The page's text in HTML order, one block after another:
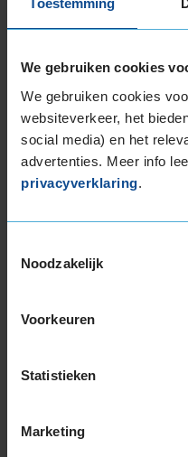
Toestemming
We gebruiken cookies
We gebruiken cookies
websiteverkeer, het
social media) en het
advertenties. Meer info
privacyverklaring.
Noodzakelijk
Voorkeuren
Statistieken
Marketing
of
Beschikbare
18-inch banden
225/60R18 104H
235/55R18 104H
235/60R18 107H
255/55R18 109V
235/50R19 103V